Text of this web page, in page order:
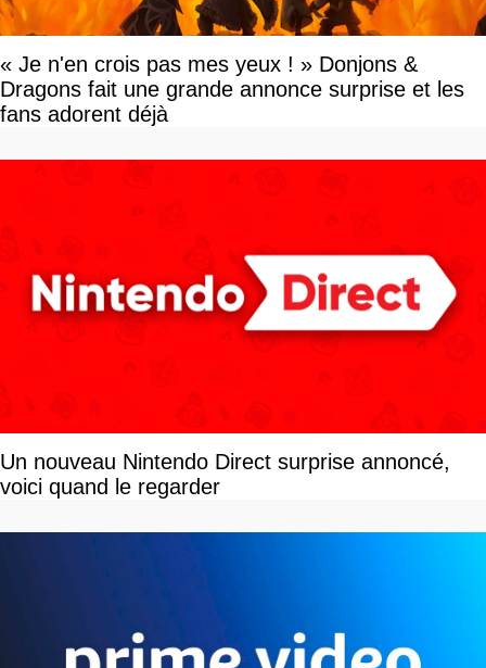
« Je n'en crois pas mes yeux ! » Donjons &
Dragons fait une grande annonce surprise et les
fans adorent déjà
Un nouveau Nintendo Direct surprise annoncé,
voici quand le regarder